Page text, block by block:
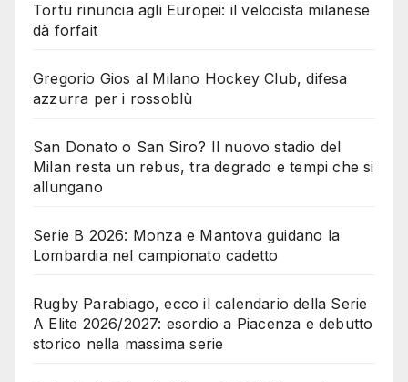
Tortu rinuncia agli Europei: il velocista milanese
dà forfait
Gregorio Gios al Milano Hockey Club, difesa
azzurra per i rossoblù
San Donato o San Siro? Il nuovo stadio del
Milan resta un rebus, tra degrado e tempi che si
allungano
Serie B 2026: Monza e Mantova guidano la
Lombardia nel campionato cadetto
Rugby Parabiago, ecco il calendario della Serie
A Elite 2026/2027: esordio a Piacenza e debutto
storico nella massima serie